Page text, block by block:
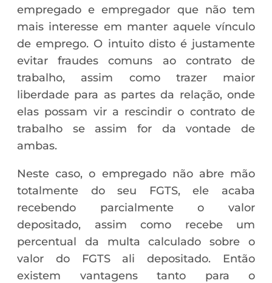
empregado e empregador que não tem
mais interesse em manter aquele vínculo
de emprego. O intuito disto é justamente
evitar fraudes comuns ao contrato de
trabalho, assim como trazer maior
liberdade para as partes da relação, onde
elas possam vir a rescindir o contrato de
trabalho se assim for da vontade de
ambas.
Neste caso, o empregado não abre mão
totalmente do seu FGTS, ele acaba
recebendo parcialmente o valor
depositado, assim como recebe um
percentual da multa calculado sobre o
valor do FGTS ali depositado. Então
existem vantagens tanto para o